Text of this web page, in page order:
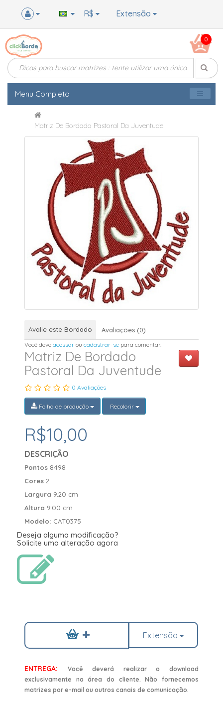
Extensão
R$
0
Menu Completo
Matriz De Bordado Pastoral Da Juventude
Avalie este Bordado Avaliações (0)
Você deveacessar oucadastrar-se para comentar.
Matriz De Bordado
Pastoral Da Juventude
0 Avaliações
Folha de produção Recolorir
R$10,00
DESCRIÇÃO
Pontos 8498
Cores2
Largura 9.20 cm
Altura 9.00 cm
Modelo: CAT0375
Deseja alguma modificação?
Solicite uma alteração agora
Extensão
ENTREGA:
Você deverá realizar o download
exclusivamente na área do cliente. Não fornecemos
matrizes por e-mail ou outros canais de comunicação.